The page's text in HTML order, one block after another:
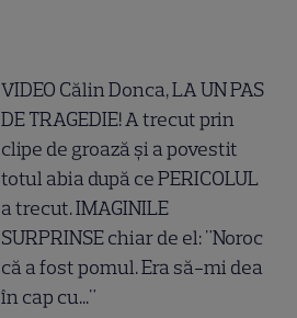
VIDEO Călin Donca, LA UN PAS
DE TRAGEDIE! A trecut prin
clipe de groază și a povestit
totul abia după ce PERICOLUL
a trecut. IMAGINILE
SURPRINSE chiar de el: "Noroc
că a fost pomul. Era să-mi dea
în cap cu..."